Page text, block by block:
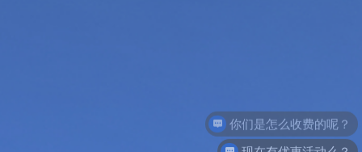
你们是怎么收费的呢？
现在有优惠活动么？